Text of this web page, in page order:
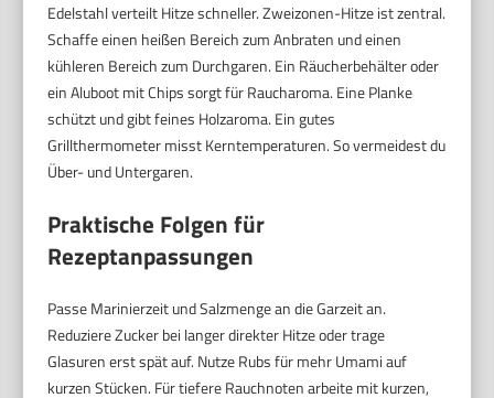
Edelstahl verteilt Hitze schneller. Zweizonen-Hitze ist zentral.
Schaffe einen heißen Bereich zum Anbraten und einen
kühleren Bereich zum Durchgaren. Ein Räucherbehälter oder
ein Aluboot mit Chips sorgt für Raucharoma. Eine Planke
schützt und gibt feines Holzaroma. Ein gutes
Grillthermometer misst Kerntemperaturen. So vermeidest du
Über- und Untergaren.
Praktische Folgen für
Rezeptanpassungen
Passe Marinierzeit und Salzmenge an die Garzeit an.
Reduziere Zucker bei langer direkter Hitze oder trage
Glasuren erst spät auf. Nutze Rubs für mehr Umami auf
kurzen Stücken. Für tiefere Rauchnoten arbeite mit kurzen,